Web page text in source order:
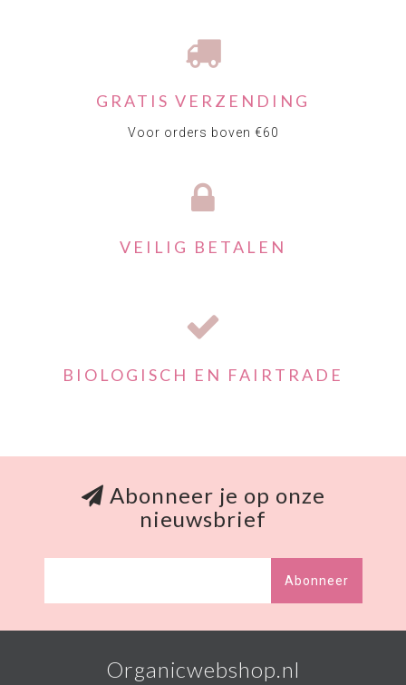
GRATIS VERZENDING
Voor orders boven €60
VEILIG BETALEN
BIOLOGISCH EN FAIRTRADE
Abonneer je op onze
nieuwsbrief
Abonneer
Organicwebshop.nl